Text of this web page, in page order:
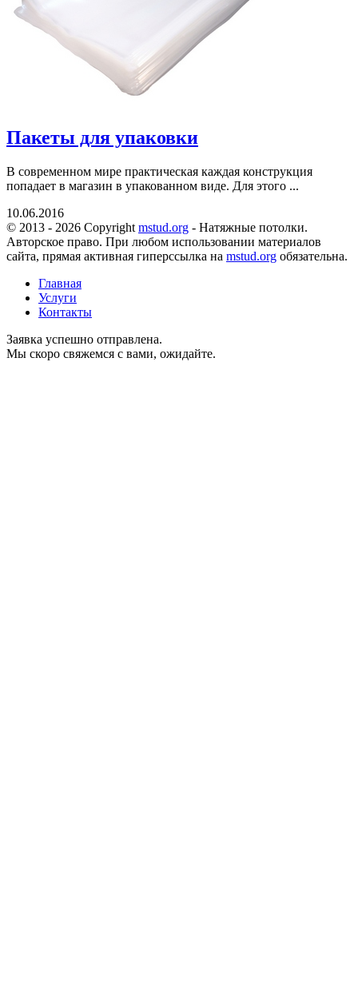
Пакеты для упаковки
В современном мире практическая каждая конструкция
попадает в магазин в упакованном виде. Для этого ...
10.06.2016
© 2013 - 2026 Copyright mstud.org - Натяжные потолки.
Авторское право. При любом использовании материалов
сайта, прямая активная гиперссылка на mstud.org обязательна.
Главная
Услуги
Контакты
Заявка успешно отправлена.
Мы скоро свяжемся с вами, ожидайте.